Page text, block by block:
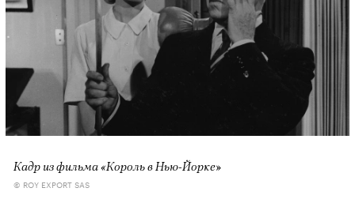
Кадр из фильма «Король в Нью-Йорке»
© ROY EXPORT SAS